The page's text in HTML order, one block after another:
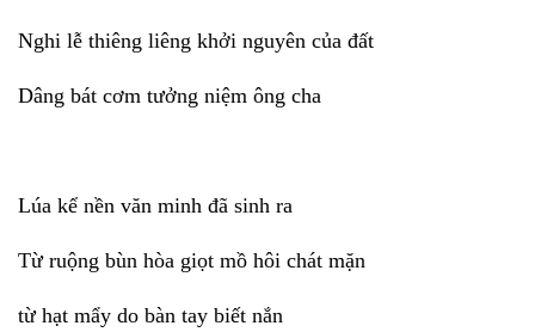
Nghi lễ thiêng liêng khởi nguyên của đất
Dâng bát cơm tưởng niệm ông cha
Lúa kể nền văn minh đã sinh ra
Từ ruộng bùn hòa giọt mồ hôi chát mặn
từ hạt mẩy do bàn tay biết nắn